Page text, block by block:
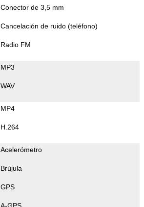
Conector de 3,5 mm
Cancelación de ruido (teléfono)
Radio FM
MP3
WAV
MP4
H.264
Acelerómetro
Brújula
GPS